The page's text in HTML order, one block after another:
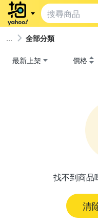
全部分類
最新上架 價格
找不到商品
清